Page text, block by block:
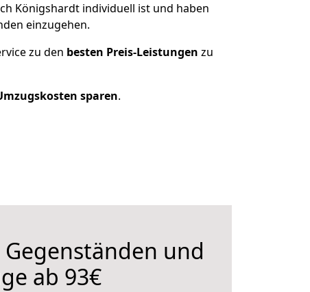
Königshardt individuell ist und haben
einzugehen.
zu den besten Preis-Leistungen zu
sparen.
und
ab 93€